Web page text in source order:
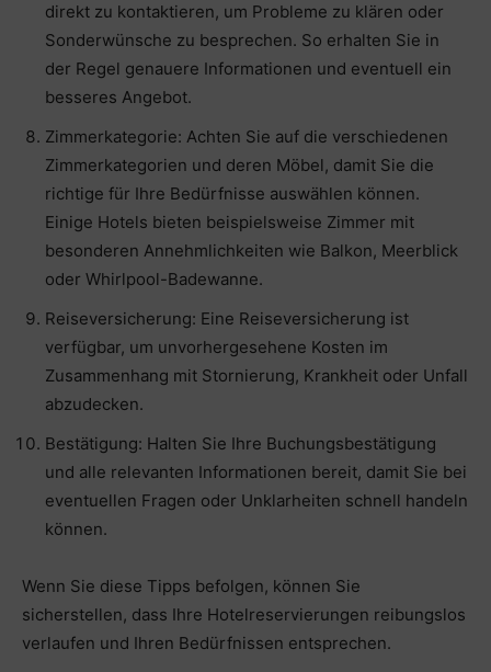
direkt zu kontaktieren, um Probleme zu klären oder
Sonderwünsche zu besprechen. So erhalten Sie in
der Regel genauere Informationen und eventuell ein
besseres Angebot.
Zimmerkategorie: Achten Sie auf die verschiedenen
Zimmerkategorien und deren Möbel, damit Sie die
richtige für Ihre Bedürfnisse auswählen können.
Einige Hotels bieten beispielsweise Zimmer mit
besonderen Annehmlichkeiten wie Balkon, Meerblick
oder Whirlpool-Badewanne.
Reiseversicherung: Eine Reiseversicherung ist
verfügbar, um unvorhergesehene Kosten im
Zusammenhang mit Stornierung, Krankheit oder Unfall
abzudecken.
Bestätigung: Halten Sie Ihre Buchungsbestätigung
und alle relevanten Informationen bereit, damit Sie bei
eventuellen Fragen oder Unklarheiten schnell handeln
können.
Wenn Sie diese Tipps befolgen, können Sie
sicherstellen, dass Ihre Hotelreservierungen reibungslos
verlaufen und Ihren Bedürfnissen entsprechen.